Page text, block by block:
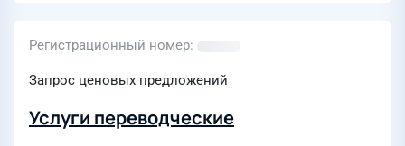
Регистрационный номер
Запрос ценовых предложений
Услуги переводческие